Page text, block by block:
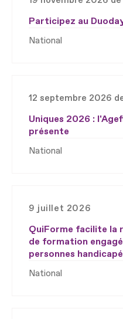
Participez au
National
12 septembre 2026
Uniques 2026 :
présente
National
9 juillet 2026
QuiForme facilite la
de formation
personnes
National